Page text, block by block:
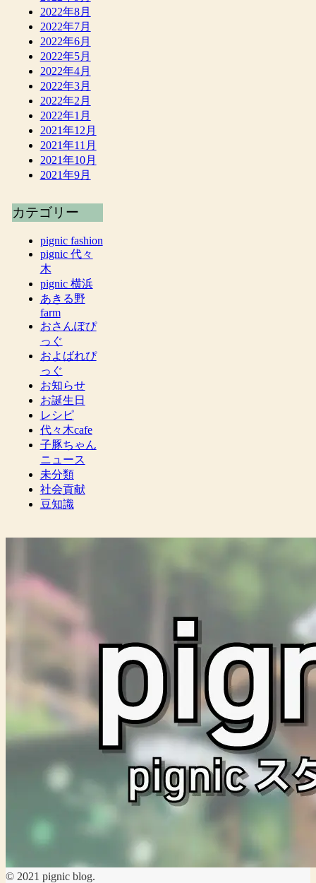
2022年8月
2022年7月
2022年6月
2022年5月
2022年4月
2022年3月
2022年2月
2022年1月
2021年12月
2021年11月
2021年10月
2021年9月
カテゴリー
pignic fashion
pignic 代々
木
pignic 横浜
あきる野
farm
おさんぽぴ
っぐ
およばれぴ
っぐ
お知らせ
お誕生日
レシピ
代々木cafe
子豚ちゃん
ニュース
未分類
社会貢献
豆知識
© 2021 pignic blog.